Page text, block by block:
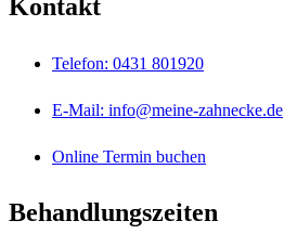
Kontakt
Telefon: 0431 801920
E-Mail: info@meine-zahnecke.de
Online Termin buchen
Behandlungszeiten